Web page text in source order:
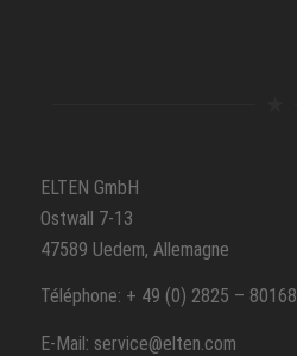
ELTEN GmbH
Ostwall 7-13
47589 Uedem, Allemagne
Téléphone: + 49 (0) 2825 – 80168
E-Mail: service@elten.com